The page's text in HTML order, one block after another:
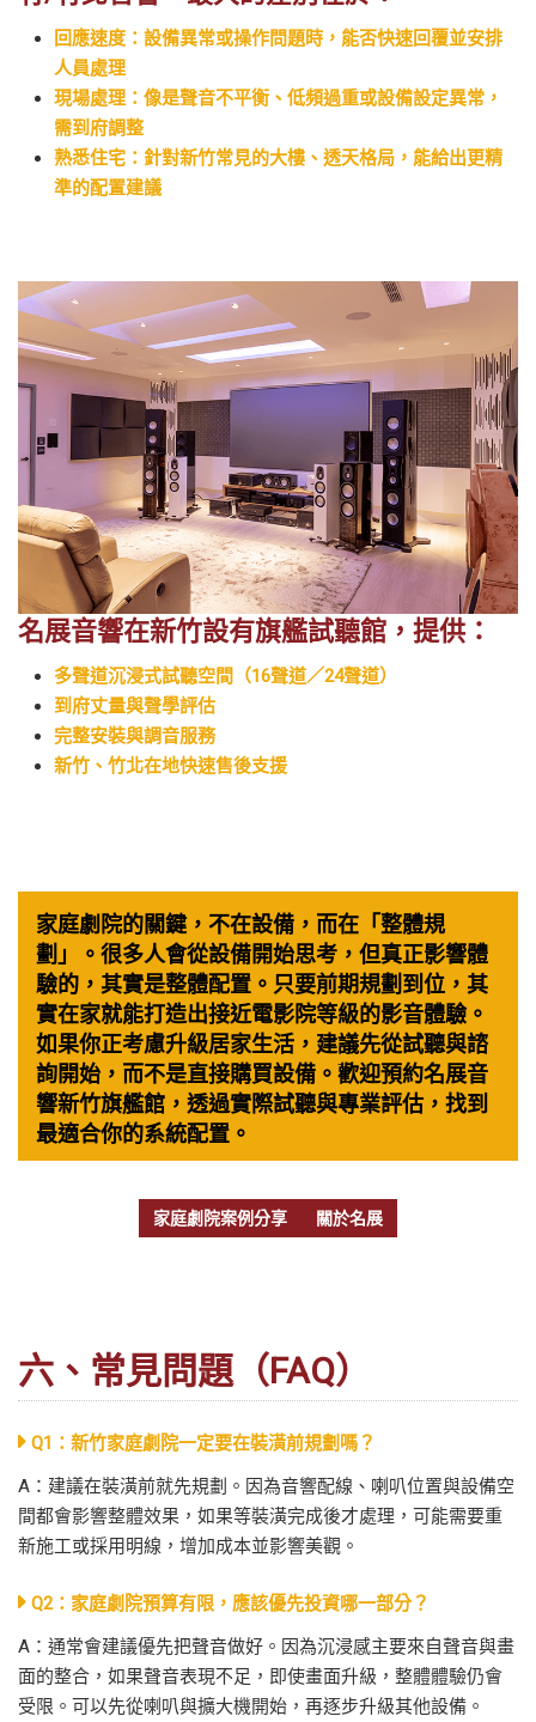
回應速度：設備異常或操作問題時，能否快速回覆並安排
人員處理
現場處理：像是聲音不平衡、低頻過重或設備設定異常，
需到府調整
熟悉住宅：針對新竹常見的大樓、透天格局，能給出更精
準的配置建議
名展音響在新竹設有旗艦試聽館，提供：
多聲道沉浸式試聽空間（16聲道／24聲道）
到府丈量與聲學評估
完整安裝與調音服務
新竹、竹北在地快速售後支援
家庭劇院的關鍵，不在設備，而在「整體規
劃」。很多人會從設備開始思考，但真正影響體
驗的，其實是整體配置。只要前期規劃到位，其
實在家就能打造出接近電影院等級的影音體驗。
如果你正考慮升級居家生活，建議先從試聽與諮
詢開始，而不是直接購買設備。歡迎預約名展音
響新竹旗艦館，透過實際試聽與專業評估，找到
最適合你的系統配置。
家庭劇院案例分享 關於名展
六、常見問題（FAQ）
Q1：新竹家庭劇院一定要在裝潢前規劃嗎？
A：建議在裝潢前就先規劃。因為音響配線、喇叭位置與設備空
間都會影響整體效果，如果等裝潢完成後才處理，可能需要重
新施工或採用明線，增加成本並影響美觀。
Q2：家庭劇院預算有限，應該優先投資哪一部分？
A：通常會建議優先把聲音做好。因為沉浸感主要來自聲音與畫
面的整合，如果聲音表現不足，即使畫面升級，整體體驗仍會
受限。可以先從喇叭與擴大機開始，再逐步升級其他設備。